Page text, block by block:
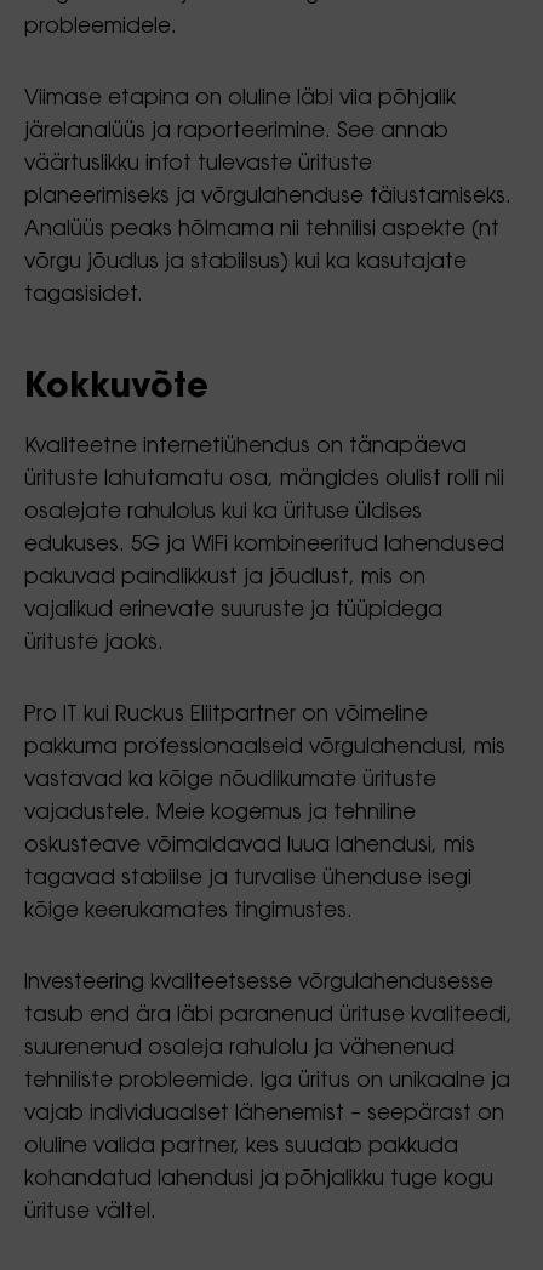
probleemidele.
Viimase etapina on oluline läbi viia põhjalik
järelanalüüs ja raporteerimine. See annab
väärtuslikku infot tulevaste ürituste
planeerimiseks ja võrgulahenduse täiustamiseks.
Analüüs peaks hõlmama nii tehnilisi aspekte (nt
võrgu jõudlus ja stabiilsus) kui ka kasutajate
tagasisidet.
Kokkuvõte
Kvaliteetne internetiühendus on tänapäeva
ürituste lahutamatu osa, mängides olulist rolli nii
osalejate rahulolus kui ka ürituse üldises
edukuses. 5G ja WiFi kombineeritud lahendused
pakuvad paindlikkust ja jõudlust, mis on
vajalikud erinevate suuruste ja tüüpidega
ürituste jaoks.
Pro IT kui Ruckus Eliitpartner on võimeline
pakkuma professionaalseid võrgulahendusi, mis
vastavad ka kõige nõudlikumate ürituste
vajadustele. Meie kogemus ja tehniline
oskusteave võimaldavad luua lahendusi, mis
tagavad stabiilse ja turvalise ühenduse isegi
kõige keerukamates tingimustes.
Investeering kvaliteetsesse võrgulahendusesse
tasub end ära läbi paranenud ürituse kvaliteedi,
suurenenud osaleja rahulolu ja vähenenud
tehniliste probleemide. Iga üritus on unikaalne ja
vajab individuaalset lähenemist – seepärast on
oluline valida partner, kes suudab pakkuda
kohandatud lahendusi ja põhjalikku tuge kogu
ürituse vältel.